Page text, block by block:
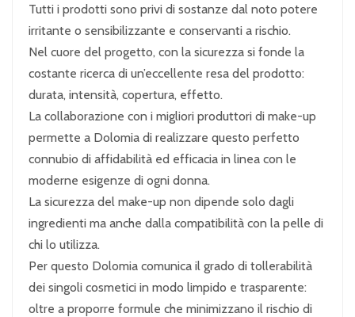
Tutti i prodotti sono privi di sostanze dal noto potere
irritante o sensibilizzante e conservanti a rischio.
Nel cuore del progetto, con la sicurezza si fonde la
costante ricerca di un’eccellente resa del prodotto:
durata, intensità, copertura, effetto.
La collaborazione con i migliori produttori di make-up
permette a Dolomia di realizzare questo perfetto
connubio di affidabilità ed efficacia in linea con le
moderne esigenze di ogni donna.
La sicurezza del make-up non dipende solo dagli
ingredienti ma anche dalla compatibilità con la pelle di
chi lo utilizza.
Per questo Dolomia comunica il grado di tollerabilità
dei singoli cosmetici in modo limpido e trasparente:
oltre a proporre formule che minimizzano il rischio di